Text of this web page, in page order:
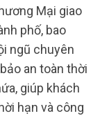
Mại giao
phố, bao
ngũ chuyên
an toàn thời
giúp khách
hạn và công